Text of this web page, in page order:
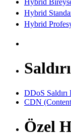
Hybrid
Hybrid
DDoS Saldırı
CDN
Özel